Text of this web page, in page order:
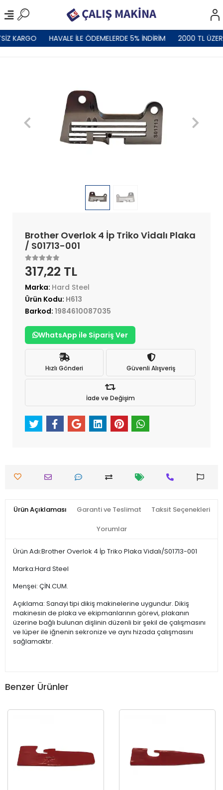
KARGO HAVALE İLE ÖDEMELERDE 5% İNDİRİM 2000 TL
Brother Overlok 4 İp Triko Vidalı Plaka
/ S01713-001
317,22 TL
Marka: Hard Steel
Ürün Kodu: H613
Barkod: 1984610087035
WhatsApp ile Sipariş Ver
Hızlı Gönderi Güvenli Alışveriş
İade ve Değişim
Ürün Açıklaması Garanti ve Teslimat Taksit Seçenekleri
Yorumlar
Ürün Adı:Brother Overlok 4 İp Triko Plaka Vidalı/S01713-001
Marka:Hard Steel
Menşei: ÇİN.CUM.
Açıklama: Sanayi tipi dikiş makinelerine uygundur. Dikiş
makinesin de plaka ve ekipmanlarının görevi, plakanın
üzerine bağlı bulunan dişlinin düzenli bir şekil de çalışmasını
ve lüper ile iğnenin sekronize ve aynı hizada çalışmasını
sağlamaktır.
Benzer Ürünler